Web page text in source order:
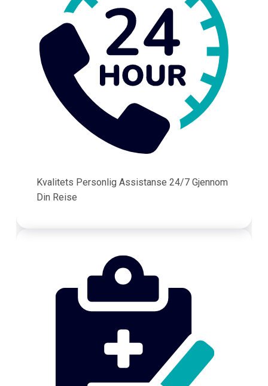
Kvalitets Personlig Assistanse 24/7 Gjennom
Din Reise